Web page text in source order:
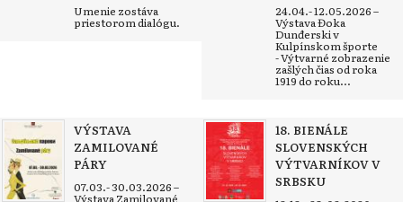
Umenie zostáva
priestorom dialógu.
24.04.- 12.05.2026 –
Výstava Đoka
Dunđerski v
Kulpínskom športe
- Výtvarné zobrazenie
zašlých čias od roka
1919 do roku...
VÝSTAVA
ZAMILOVANÉ
PÁRY
07.03.- 30.03.2026 –
Výstava Zamilované
18. BIENÁLE
SLOVENSKÝCH
VÝTVARNÍKOV V
SRBSKU